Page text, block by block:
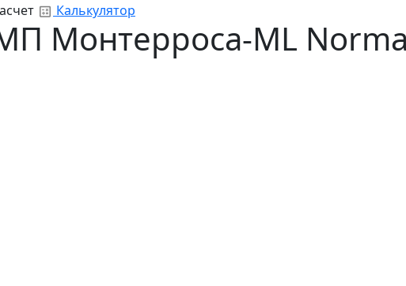
Калькулятор
Монтерроса-ML